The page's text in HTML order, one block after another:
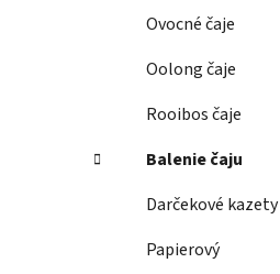
Ovocné čaje
Oolong čaje
Rooibos čaje
Balenie čaju
Darčekové kazety
Papierový